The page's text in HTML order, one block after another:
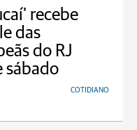
recebe
das
do RJ
sábado
COTIDIANO